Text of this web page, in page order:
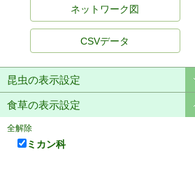
CSVデータ
昆虫の表示設定
食草の表示設定
全解除
ミカン科